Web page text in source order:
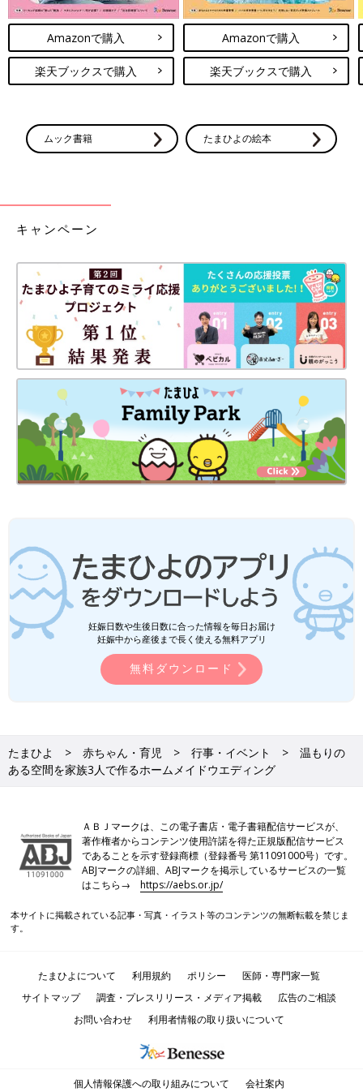
Amazonで購入
楽天ブックスで購入
Amazonで購入
楽天ブックスで購入
ムック書籍 たまひよの絵本
キャンペーン
妊娠日数や生後日数に合った情報を毎日お届け
妊娠中から産後まで長く使える無料アプリ
無料ダウンロード
たまひよ 赤ちゃん・育児 行事・イベント
温もりの
ある空間を家族3人で作るホームメイドウエディング
ＡＢＪマークは、この電子書店・電子書籍配信サービスが、
著作権者からコンテンツ使用許諾を得た正規版配信サービス
であることを示す登録商標（登録番号 第11091000号）です。
ABJマークの詳細、ABJマークを掲示しているサービスの一覧
はこちら→https://aebs.or.jp/
本サイトに掲載されている記事・写真・イラスト等のコンテンツの無断転載を禁じま
す。
たまひよについて 利用規約 ポリシー
医師・専門家一覧
サイトマップ
調査・プレスリリース・メディア掲載
広告のご相談
お問い合わせ
利用者情報の取り扱いについて
個人情報保護への取り組みについて 会社案内